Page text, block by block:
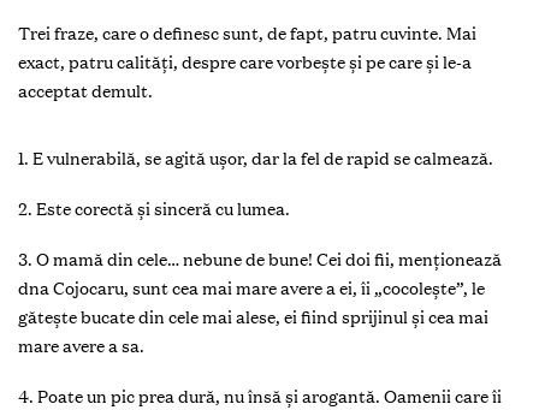
Trei fraze, care o definesc sunt, de fapt, patru cuvinte. Mai
exact, patru calități, despre care vorbește și pe care și le-a
acceptat demult.
1. E vulnerabilă, se agită ușor, dar la fel de rapid se calmează.
2. Este corectă și sinceră cu lumea.
3. O mamă din cele… nebune de bune! Cei doi fii, menționează
dna Cojocaru, sunt cea mai mare avere a ei, îi „cocolește”, le
gătește bucate din cele mai alese, ei fiind sprijinul și cea mai
mare avere a sa.
4. Poate un pic prea dură, nu însă și arogantă. Oamenii care îi